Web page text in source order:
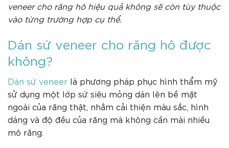
veneer cho răng hô hiệu quả không sẽ còn tùy thuộc
vào từng trường hợp cụ thể.
Dán sứ veneer cho răng hô được
không?
Dán sứ veneer là phương pháp phục hình thẩm mỹ
sử dụng một lớp sứ siêu mỏng dán lên bề mặt
ngoài của răng thật, nhằm cải thiện màu sắc, hình
dáng và độ đều của răng mà không cần mài nhiều
mô răng.